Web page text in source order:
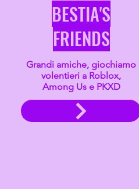
BESTIA'S
FRIENDS
Grandi amiche, giochiamo
volentieri a Roblox,
Among Us e PKXD